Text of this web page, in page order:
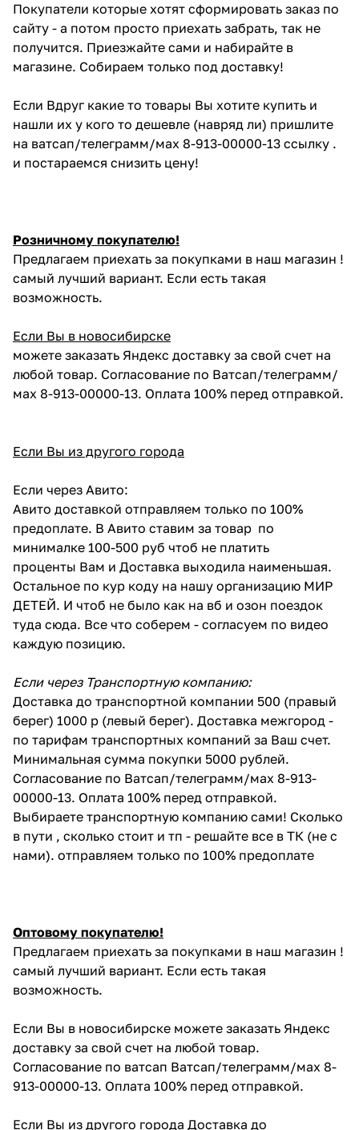
Покупатели которые хотят сформировать заказ по
сайту - а потом просто приехать забрать, так не
получится. Приезжайте сами и набирайте в
магазине. Собираем только под доставку!
Если Вдруг какие то товары Вы хотите купить и
нашли их у кого то дешевле (навряд ли) пришлите
на ватсап/телеграмм/мах 8-913-00000-13 ссылку .
и постараемся снизить цену!
Розничному покупателю!
Предлагаем приехать за покупками в наш магазин !
самый лучший вариант. Если есть такая
возможность.
Если Вы в новосибирске
можете заказать Яндекс доставку за свой счет на
любой товар. Согласование по Ватсап/телеграмм/
мах 8-913-00000-13. Оплата 100% перед отправкой.
Если Вы из другого города
Если через Авито:
Авито доставкой отправляем только по 100%
предоплате. В Авито ставим за товар по
минималке 100-500 руб чтоб не платить
проценты Вам и Доставка выходила наименьшая.
Остальное по кур коду на нашу организацию МИР
ДЕТЕЙ. И чтоб не было как на вб и озон поездок
туда сюда. Все что соберем - согласуем по видео
каждую позицию.
Если через Транспортную компанию:
Доставка до транспортной компании 500 (правый
берег) 1000 р (левый берег). Доставка межгород -
по тарифам транспортных компаний за Ваш счет.
Минимальная сумма покупки 5000 рублей.
Согласование по Ватсап/телеграмм/мах 8-913-
00000-13. Оплата 100% перед отправкой.
Выбираете транспортную компанию сами! Сколько
в пути , сколько стоит и тп - решайте все в ТК (не с
нами). отправляем только по 100% предоплате
Оптовому покупателю!
Предлагаем приехать за покупками в наш магазин !
самый лучший вариант. Если есть такая
возможность.
Если Вы в новосибирске можете заказать Яндекс
доставку за свой счет на любой товар.
Согласование по ватсап Ватсап/телеграмм/мах 8-
913-00000-13. Оплата 100% перед отправкой.
Если Вы из другого города Доставка до